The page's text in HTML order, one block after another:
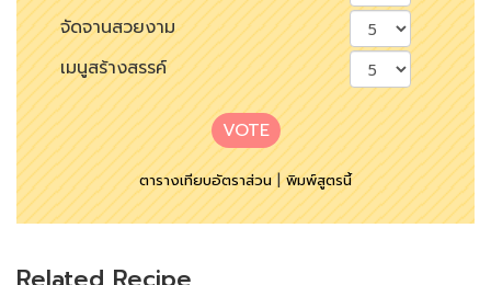
จัดจานสวยงาม
เมนูสร้างสรรค์
VOTE
ตารางเทียบอัตราส่วน|พิมพ์สูตรนี้